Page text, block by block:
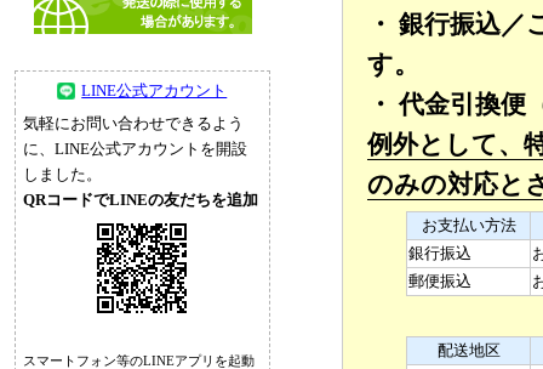
LINE公式アカウント
気軽にお問い合わせできるよう
に、LINE公式アカウントを開設
しました。
QRコードでLINEの友だちを追加
スマートフォン等のLINEアプリを起動
・ 銀行振込
す。
・ 代金引換便
例外として、
のみの対応と
お支払い方法
銀行振込
郵便振込
配送地区